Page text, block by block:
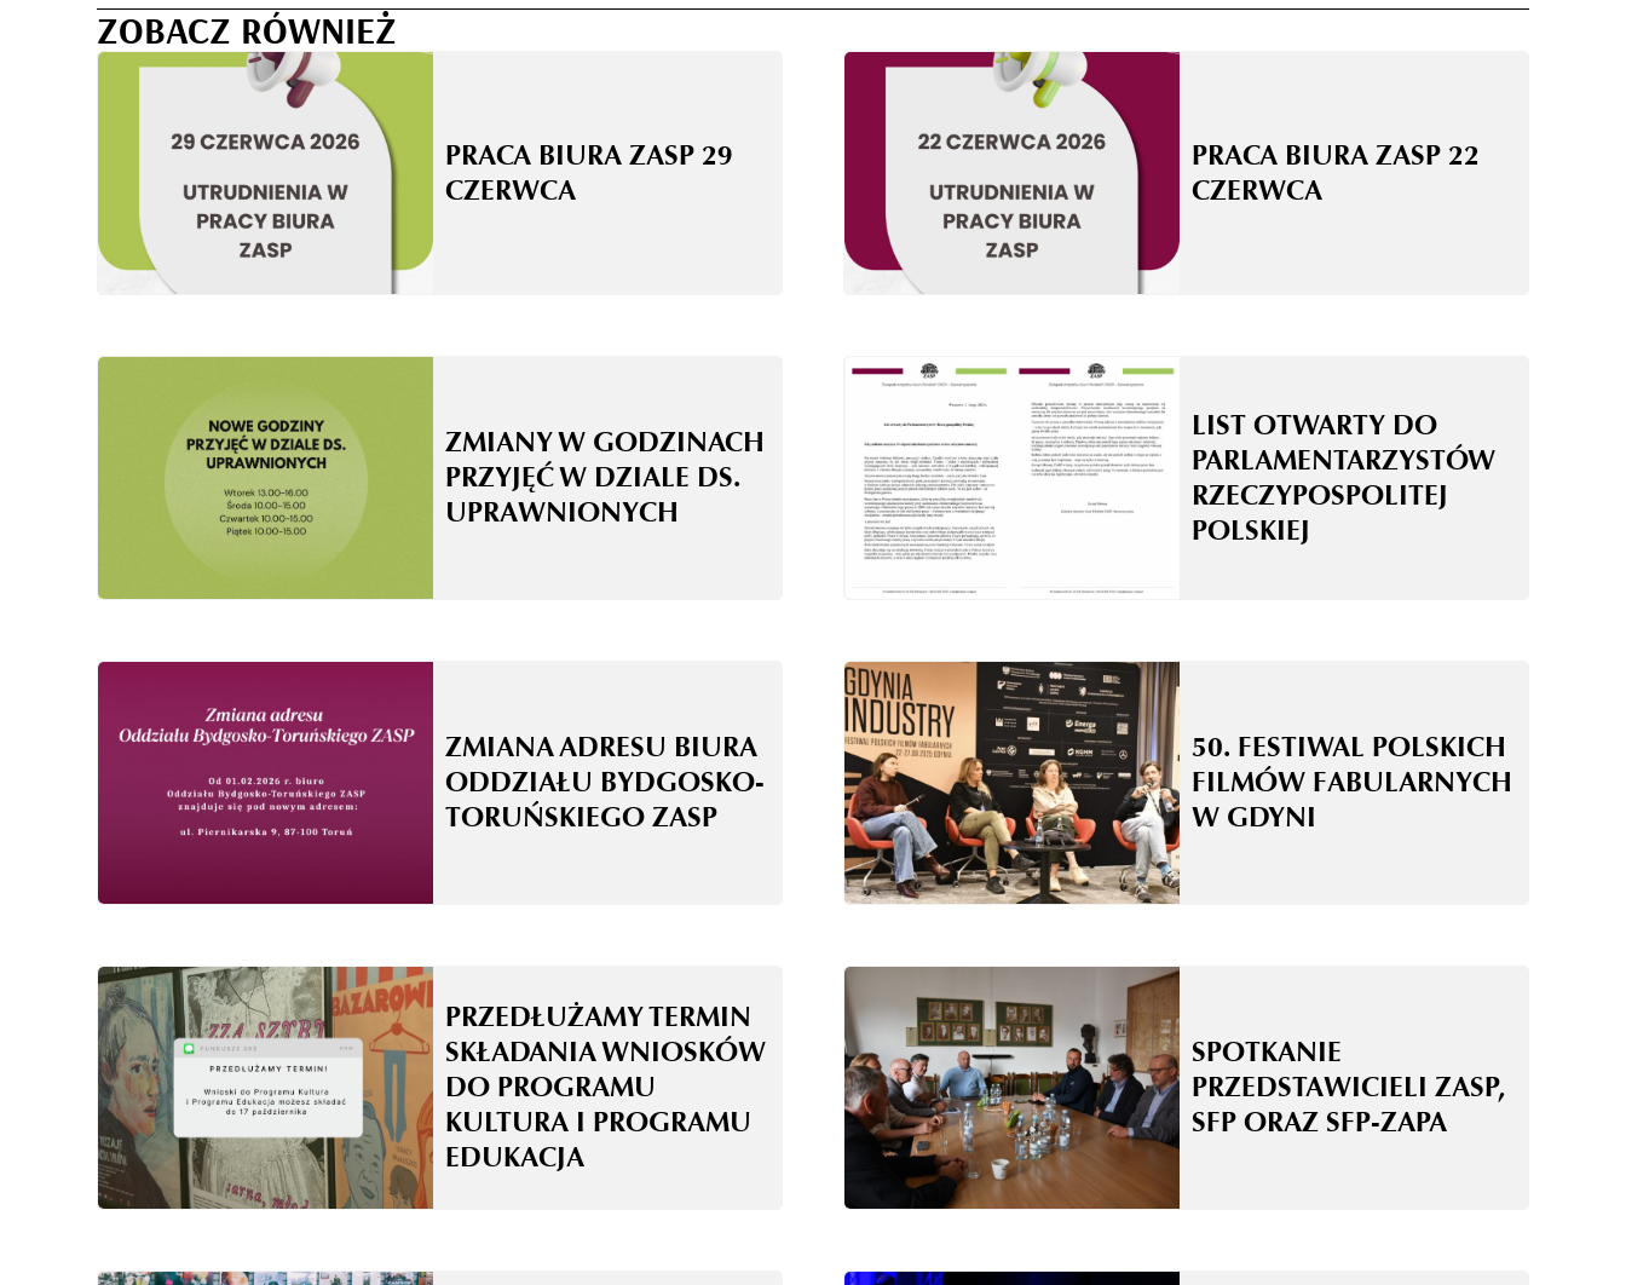
ZOBACZ RÓWNIEŻ
PRACA BIURA ZASP 29
CZERWCA
PRACA BIURA ZASP 22
CZERWCA
ZMIANY W GODZINACH
PRZYJĘĆ W DZIALE DS.
UPRAWNIONYCH
LIST OTWARTY DO
PARLAMENTARZYSTÓW
RZECZYPOSPOLITEJ
POLSKIEJ
ZMIANA ADRESU BIURA
ODDZIAŁU BYDGOSKO-
TORUŃSKIEGO ZASP
50. FESTIWAL POLSKICH
FILMÓW FABULARNYCH
W GDYNI
PRZEDŁUŻAMY TERMIN
SKŁADANIA WNIOSKÓW
DO PROGRAMU
KULTURA I PROGRAMU
EDUKACJA
SPOTKANIE
PRZEDSTAWICIELI ZASP,
SFP ORAZ SFP-ZAPA